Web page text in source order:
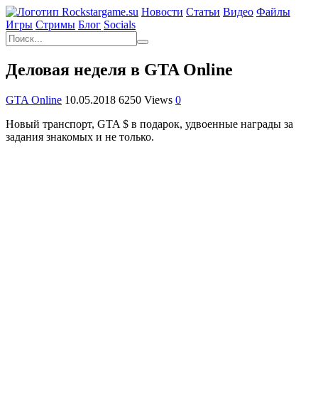
Новости Статьи Видео Файлы
Игры Cтримы Блог Socials
Деловая неделя в GTA Online
GTA Online 10.05.2018 6250 Views 0
Новый транспорт, GTA $ в подарок, удвоенные награды за
задания знакомых и не только.